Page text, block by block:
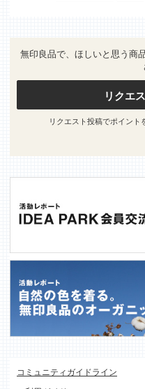
無印良品で、ほしいと思う商
リクエ
リクエスト投稿でポイント
コミュニティガイドライン